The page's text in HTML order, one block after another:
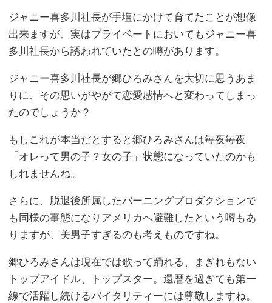
ジャニー喜多川社長が手塩にかけて育てたことが想像
出来ますが、実はプライベートにおいてもジャニー喜
多川社長から誘われていたとの噂があります。
ジャニー喜多川社長が郷ひろみさんを大切に思うあま
りに、その思いがやがて恋愛感情へと変わってしまっ
たのでしょうか？
もしこれが本当だとすると郷ひろみさんは毎夜毎夜
「オレって男の子？女の子」状態になっていたのかも
しれませんね。
さらに、脱退後所属したバーニングプロダクションで
も同様の事態になりアメリカへ避難したという噂もあ
りますが、美男子すぎるのも考えものですね。
郷ひろみさんは現在では歌って踊れる、まぎれもない
トップアイドル、トップスター。還暦を過ぎても第一
線で活躍し続けるバイタリティーには尊敬しますね。